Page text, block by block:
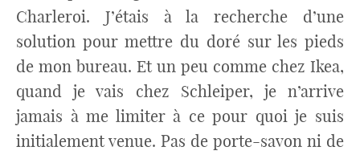
Charleroi. J’étais à la recherche d’une
solution pour mettre du doré sur les pieds
de mon bureau. Et un peu comme chez Ikea,
quand je vais chez Schleiper, je n’arrive
jamais à me limiter à ce pour quoi je suis
initialement venue. Pas de porte-savon ni de